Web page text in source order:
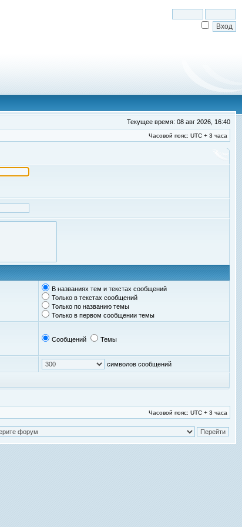
Текущее время: 08 авг 2026, 16:40
Часовой пояс: UTC + 3 часа
В названиях тем и текстах сообщений
Только в текстах сообщений
Только по названию темы
Только в первом сообщении темы
Сообщений Темы
символов сообщений
Часовой пояс: UTC + 3 часа